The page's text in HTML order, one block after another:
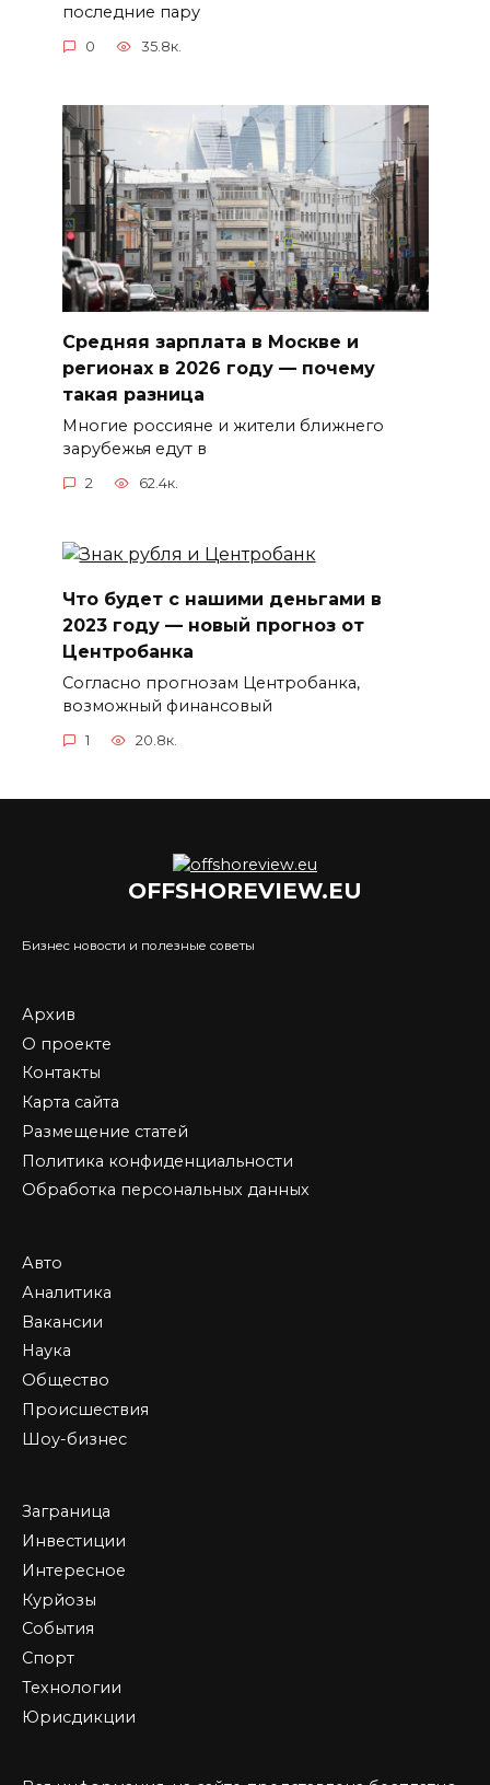
последние пару
0 35.8к.
Средняя зарплата в Москве и
регионах в 2026 году — почему
такая разница
Многие россияне и жители ближнего
зарубежья едут в
2 62.4к.
Что будет с нашими деньгами в
2023 году — новый прогноз от
Центробанка
Согласно прогнозам Центробанка,
возможный финансовый
1 20.8к.
OFFSHOREVIEW.EU
Бизнес новости и полезные советы
Архив
О проекте
Контакты
Карта сайта
Размещение статей
Политика конфиденциальности
Обработка персональных данных
Авто
Аналитика
Вакансии
Наука
Общество
Происшествия
Шоу-бизнес
Заграница
Инвестиции
Интересное
Курйозы
События
Спорт
Технологии
Юрисдикции